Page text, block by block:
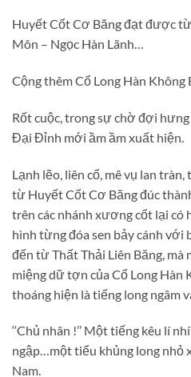
Huyết Cốt Cơ Băng đạt được
Môn – Ngọc Hàn Lãnh…
Cộng thêm Cổ Long Hàn Không
Rốt cuộc, trong sự chờ đợi
Đại Đỉnh mới ầm ầm xuất hiện.
Lạnh lẽo, liên cố, mê vụ lan
từ Huyết Cốt Cơ Băng đúc
trên các nhánh xương cốt lại có
hình từng đóa sen bảy cánh với
đến từ Thất Thải Liên Băng, mà
miệng dữ tợn của Cổ Long Hàn
thoáng hiện là tiếng long ngâm
‘‘Chủ nhân !’’ Một tiếng kêu lí
ngập…một tiểu khủng long nhỏ
Nam.